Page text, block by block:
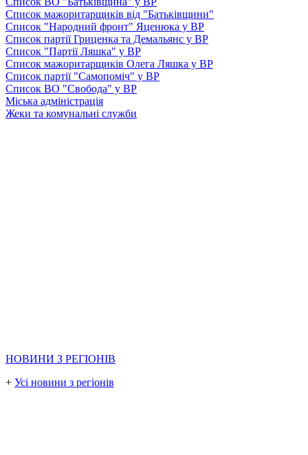
Список мажоритарщиків від "Батьківщини"
Список "Народний фронт" Яценюка у ВР
Список партії Гриценка та Демальянс у ВР
Список "Партії Ляшка" у ВР
Список мажоритарщиків Олега Ляшка у ВР
Список партії "Самопоміч" у ВР
Список ВО "Свобода" у ВР
Міська адміністрація
Жеки та комунальні служби
НОВИНИ З РЕГІОНІВ
+ Усі новини з регіонів